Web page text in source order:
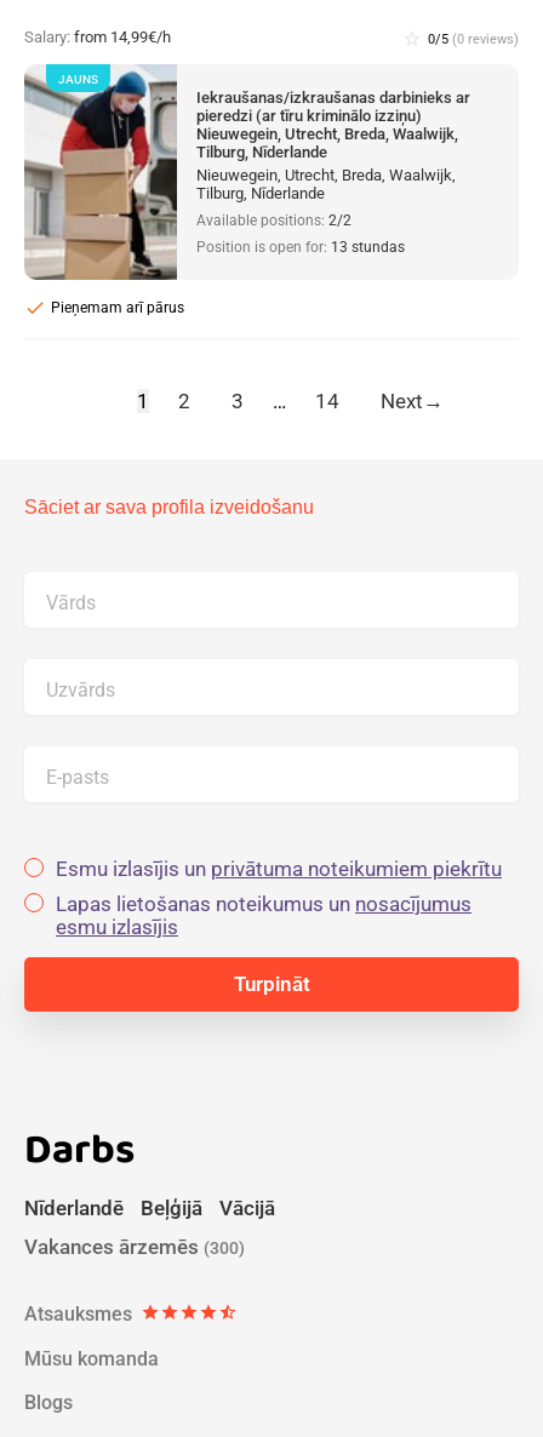
Salary: from 14,99€/h star_border 0/5 (0 reviews)
Iekraušanas/izkraušanas darbinieks ar
pieredzi (ar tīru kriminālo izziņu)
Nieuwegein, Utrecht, Breda, Waalwijk,
Tilburg, Nīderlande
Nieuwegein, Utrecht, Breda, Waalwijk,
Tilburg, Nīderlande
Available positions: 2/2
Position is open for: 13 stundas
Pieņemam arī pārus
check
JAUNS
1 2 3 … 14 Next →
Sāciet ar sava profila izveidošanu
Vārds
Uzvārds
E-pasts
Esmu izlasījis un privātuma noteikumiem piekrītu
Lapas lietošanas noteikumus un nosacījumus
esmu izlasījis
Darbs
Nīderlandē Beļģijā
Vācijā
Vakances ārzemēs (300)
Atsauksmes starstarstarstarstar_half
Mūsu komanda
Blogs